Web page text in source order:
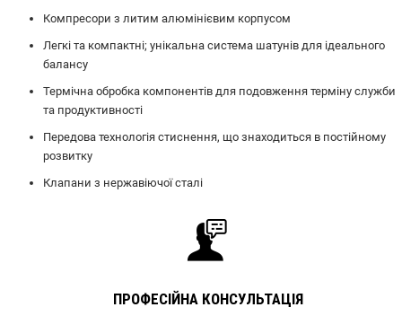
Компресори з литим алюмінієвим корпусом
Легкі та компактні; унікальна система шатунів для ідеального
балансу
Термічна обробка компонентів для подовження терміну служби
та продуктивності
Передова технологія стиснення, що знаходиться в постійному
розвитку
Клапани з нержавіючої сталі
ПРОФЕСІЙНА КОНСУЛЬТАЦІЯ